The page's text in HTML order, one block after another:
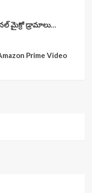
మైక్రో డ్రామాలు…
Prime Video